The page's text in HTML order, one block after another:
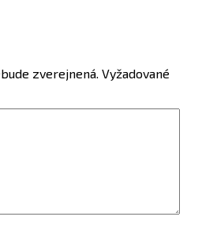
zverejnená. Vyžadované